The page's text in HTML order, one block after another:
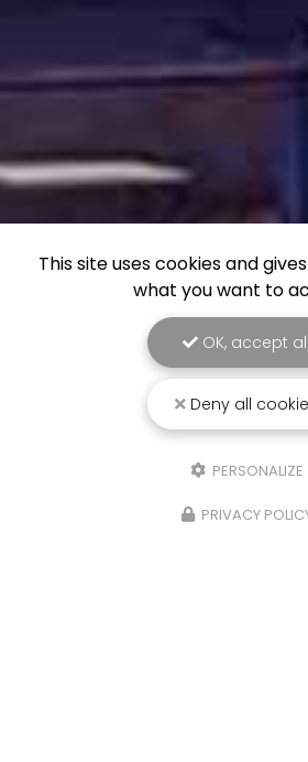
This site uses cookies and
what you want to
OK, accept all
Deny all
PERSONALIZE
PRIVACY